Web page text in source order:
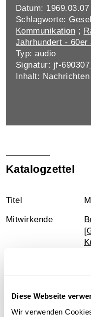
Diese Webseite
Wir verwenden
Datum:
Schlagworte:
Kommunikation ;
Jahrhundert - 60er
Typ: audio
Signatur: jf-
Inhalt: Nachrichten
Katalogzettel
Titel
Mitwirkende
[
Schlagworte